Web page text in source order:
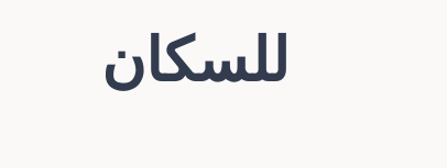
للسكان